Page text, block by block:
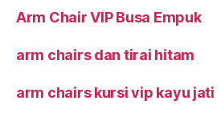
Arm Chair VIP Busa Empuk
arm chairs dan tirai hitam
arm chairs kursi vip kayu jati